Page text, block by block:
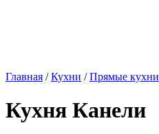
Главная /Кухни /Прямые кухни
Кухня Канели